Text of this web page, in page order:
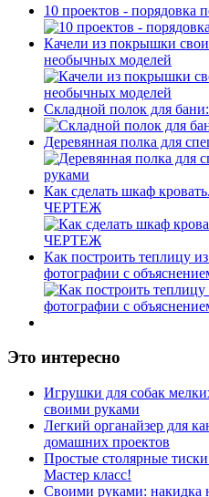
10 проектов - порядовка
Качели из покрышки
необычных моделей
Складной полок для
Деревянная полка для
Как сделать шкаф
ЧЕРТЕЖ
Как построить теплицу
фотографии с
Это интересно
Игрушки для собак
своими руками
Легкий органайзер для
домашних проектов
Простые столярные
Мастер класс!
Своими руками: накидка